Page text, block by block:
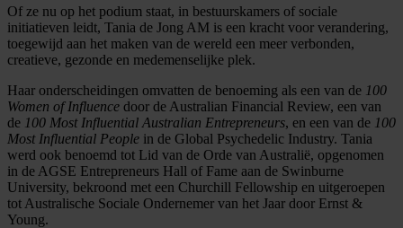
Of ze nu op het podium staat, in bestuurskamers of sociale
initiatieven leidt, Tania de Jong AM is een kracht voor verandering,
toegewijd aan het maken van de wereld een meer verbonden,
creatieve, gezonde en medemenselijke plek.
Haar onderscheidingen omvatten de benoeming als een van de 100
Women of Influence door de Australian Financial Review, een van
de 100 Most Influential Australian Entrepreneurs, en een van de 100
Most Influential People in de Global Psychedelic Industry. Tania
werd ook benoemd tot Lid van de Orde van Australië, opgenomen
in de AGSE Entrepreneurs Hall of Fame aan de Swinburne
University, bekroond met een Churchill Fellowship en uitgeroepen
tot Australische Sociale Ondernemer van het Jaar door Ernst &
Young.